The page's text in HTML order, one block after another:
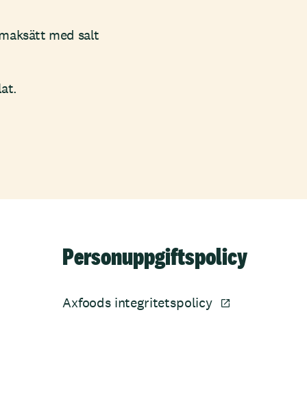
med salt
Personuppgiftspolicy
Axfoods integritetspolicy